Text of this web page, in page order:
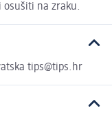
osušiti na zraku.
tips@tips.hr